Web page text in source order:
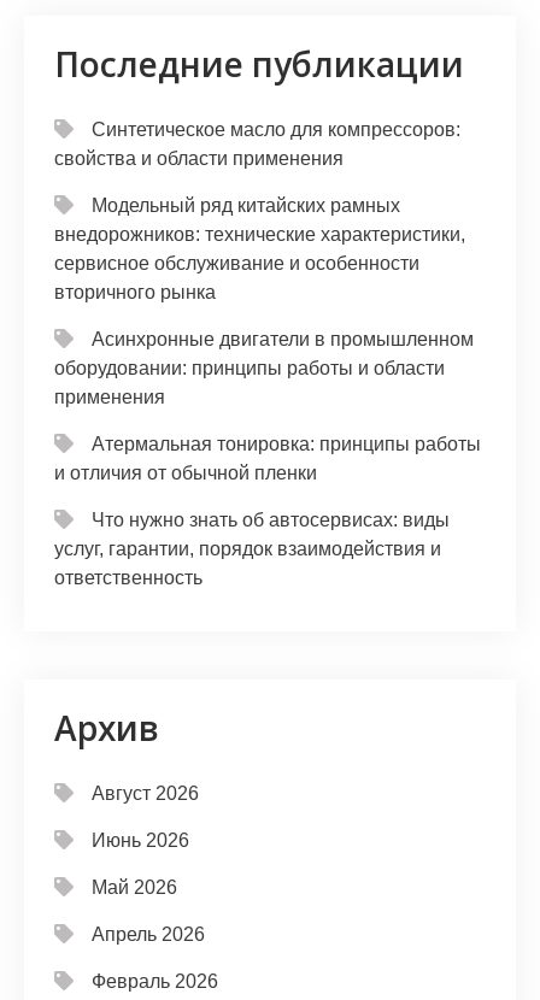
Последние публикации
Синтетическое масло для компрессоров:
свойства и области применения
Модельный ряд китайских рамных
внедорожников: технические характеристики,
сервисное обслуживание и особенности
вторичного рынка
Асинхронные двигатели в промышленном
оборудовании: принципы работы и области
применения
Атермальная тонировка: принципы работы
и отличия от обычной пленки
Что нужно знать об автосервисах: виды
услуг, гарантии, порядок взаимодействия и
ответственность
Архив
Август 2026
Июнь 2026
Май 2026
Апрель 2026
Февраль 2026